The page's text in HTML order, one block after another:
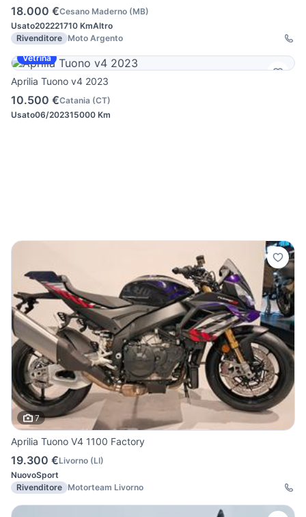
18.000 €Cesano Maderno (MB)
Usato202221710 KmAltro
Rivenditore Moto Argento
Vetrina
Aprilia Tuono v4 2023
10.500 €Catania (CT)
Usato06/202315000 Km
7
Aprilia Tuono V4 1100 Factory
19.300 €Livorno (LI)
NuovoSport
Rivenditore Motorteam Livorno